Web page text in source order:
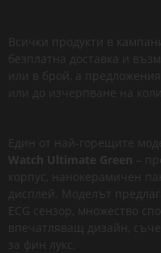
Всички продукти в
безплатна доставка и
или в брой, а
или до изчерпване на
Един от най-горещите
Watch Ultimate Green –
корпус, нанокерамичен
дисплей. Моделът
ECG сензор, множество
впечатляващ дизайн,
за фин лукс.